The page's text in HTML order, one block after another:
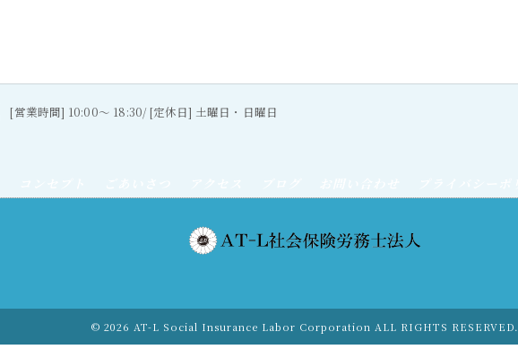
[営業時間] 10:00〜 18:30/ [定休日] 土曜日・日曜日
© 2026 AT-L Social Insurance Labor Corporation ALL RIGHTS RESERVED.